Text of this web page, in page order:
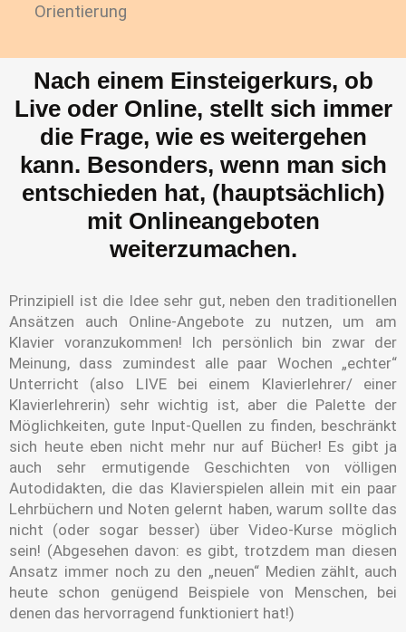
Orientierung
Nach einem Einsteigerkurs, ob
Live oder Online, stellt sich immer
die Frage, wie es weitergehen
kann. Besonders, wenn man sich
entschieden hat, (hauptsächlich)
mit Onlineangeboten
weiterzumachen.
Prinzipiell ist die Idee sehr gut, neben den traditionellen
Ansätzen auch Online-Angebote zu nutzen, um am
Klavier voranzukommen! Ich persönlich bin zwar der
Meinung, dass zumindest alle paar Wochen „echter“
Unterricht (also LIVE bei einem Klavierlehrer/ einer
Klavierlehrerin) sehr wichtig ist, aber die Palette der
Möglichkeiten, gute Input-Quellen zu finden, beschränkt
sich heute eben nicht mehr nur auf Bücher! Es gibt ja
auch sehr ermutigende Geschichten von völligen
Autodidakten, die das Klavierspielen allein mit ein paar
Lehrbüchern und Noten gelernt haben, warum sollte das
nicht (oder sogar besser) über Video-Kurse möglich
sein! (Abgesehen davon: es gibt, trotzdem man diesen
Ansatz immer noch zu den „neuen“ Medien zählt, auch
heute schon genügend Beispiele von Menschen, bei
denen das hervorragend funktioniert hat!)